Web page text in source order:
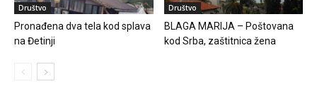
Društvo
Pronađena dva tela kod splava
na Đetinji
Društvo
BLAGA MARIJA – Poštovana
kod Srba, zaštitnica žena